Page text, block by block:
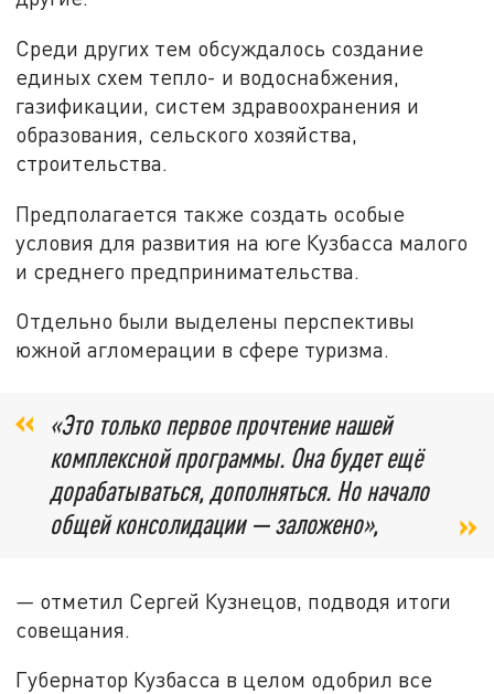
Среди других тем обсуждалось создание
единых схем тепло- и водоснабжения,
газификации, систем здравоохранения и
образования, сельского хозяйства,
строительства.
Предполагается также создать особые
условия для развития на юге Кузбасса малого
и среднего предпринимательства.
Отдельно были выделены перспективы
южной агломерации в сфере туризма.
«Это только первое прочтение нашей
комплексной программы. Она будет ещё
дорабатываться, дополняться. Но начало
общей консолидации — заложено»,
— отметил Сергей Кузнецов, подводя итоги
совещания.
Губернатор Кузбасса в целом одобрил все